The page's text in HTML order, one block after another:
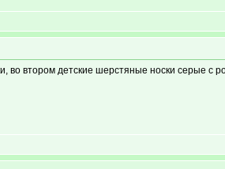
во втором детские шерстяные носки серые с